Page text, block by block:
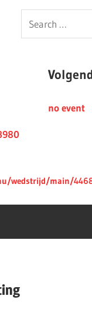
Search
for:
wedstrijd/main/
no event